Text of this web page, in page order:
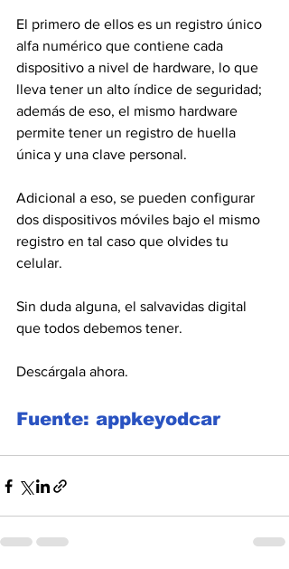
El primero de ellos es un registro único
alfa numérico que contiene cada
dispositivo a nivel de hardware, lo que
lleva tener un alto índice de seguridad;
además de eso, el mismo hardware
permite tener un registro de huella
única y una clave personal.
Adicional a eso, se pueden configurar
dos dispositivos móviles bajo el mismo
registro en tal caso que olvides tu
celular.
Sin duda alguna, el salvavidas digital
que todos debemos tener.
Descárgala ahora.
Fuente: appkeyodcar